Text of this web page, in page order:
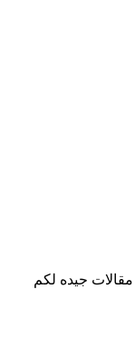
جيده لكم